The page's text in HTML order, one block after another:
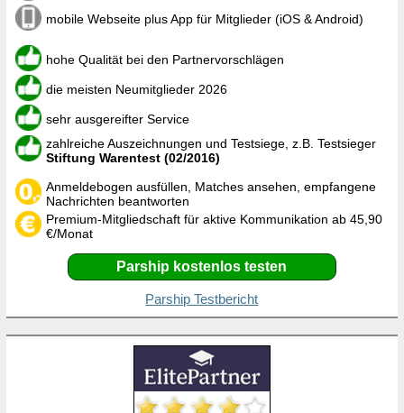
mobile Webseite plus App für Mitglieder (iOS & Android)
hohe Qualität bei den Partnervorschlägen
die meisten Neumitglieder 2026
sehr ausgereifter Service
zahlreiche Auszeichnungen und Testsiege, z.B. Testsieger
Stiftung Warentest (02/2016)
Anmeldebogen ausfüllen, Matches ansehen, empfangene
Nachrichten beantworten
Premium-Mitgliedschaft für aktive Kommunikation ab 45,90
€/Monat
Parship kostenlos testen
Parship Testbericht